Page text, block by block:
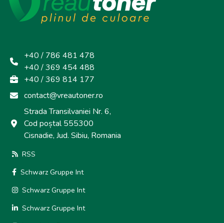
+40 / 786 481 478
+40 / 369 454 488
+40 / 369 814 177
contact@vreautoner.ro
Strada Transilvaniei Nr. 6,
Cod poștal 555300
Cisnadie, Jud. Sibiu, Romania
RSS
Schwarz Gruppe Int
Schwarz Gruppe Int
Schwarz Gruppe Int